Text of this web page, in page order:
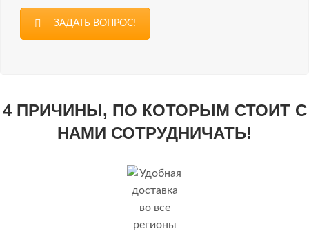
ЗАДАТЬ ВОПРОС!
4 ПРИЧИНЫ, ПО КОТОРЫМ СТОИТ С
НАМИ СОТРУДНИЧАТЬ!